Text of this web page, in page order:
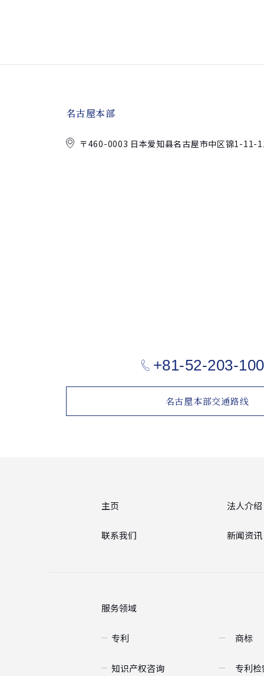
名古屋本部
〒460-0003 日本爱知县名古屋市中区锦1-11-
+81-52-203-
名古屋本部交通路线
主页
联系我们
法人介绍
新闻资讯
服务领域
专利 商标
知识产权咨询 专利